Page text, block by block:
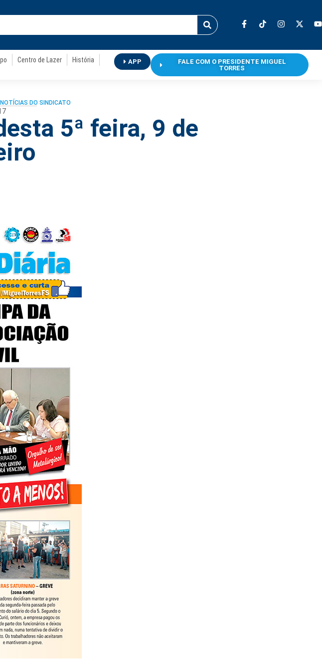
Centro de Lazer
História
APP
FALE COM O PRESIDENTE MIGUEL
TORRES
NOTÍCIAS DO SINDICATO
5ª feira, 9 de